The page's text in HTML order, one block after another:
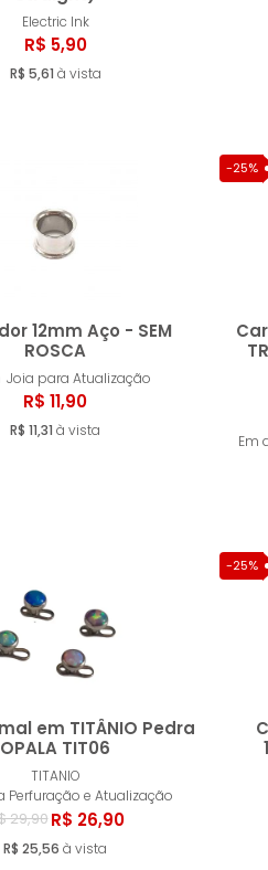
Electric Ink
R$ 5,90
R$ 5,61 à vista
Comprar
12mm Aço - SEM
ROSCA
Joia para Atualização
R$ 11,90
R$ 11,31 à vista
Comprar
-25%
Em
em TITÂNIO Pedra
OPALA TIT06
TITANIO
Perfuração e Atualização
29,90R$ 26,90
R$ 25,56 à vista
Comprar
-25%